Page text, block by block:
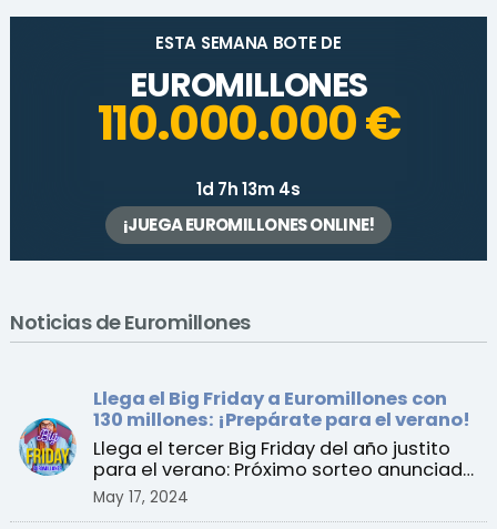
ESTA SEMANA BOTE DE
EUROMILLONES
110.000.000 €
1d 7h 13m 4s
¡JUEGA EUROMILLONES ONLINE!
Noticias de Euromillones
Llega el Big Friday a Euromillones con
130 millones: ¡Prepárate para el verano!
Llega el tercer Big Friday del año justito
para el verano: Próximo sorteo anunciado
para el vier ...
May 17, 2024